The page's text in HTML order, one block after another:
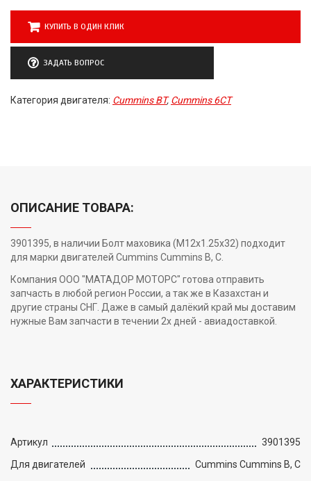
КУПИТЬ В ОДИН КЛИК
ЗАДАТЬ ВОПРОС
Категория двигателя: Cummins BT,Cummins 6CT
ОПИСАНИЕ ТОВАРА:
3901395, в наличии Болт маховика (М12x1.25x32) подходит
для марки двигателей Cummins Cummins B, C.
Компания ООО "МАТАДОР МОТОРС" готова отправить
запчасть в любой регион России, а так же в Казахстан и
другие страны СНГ. Даже в самый далёкий край мы доставим
нужные Вам запчасти в течении 2х дней - авиадоставкой.
ХАРАКТЕРИСТИКИ
Артикул
3901395
Для двигателей
Cummins Cummins B, C